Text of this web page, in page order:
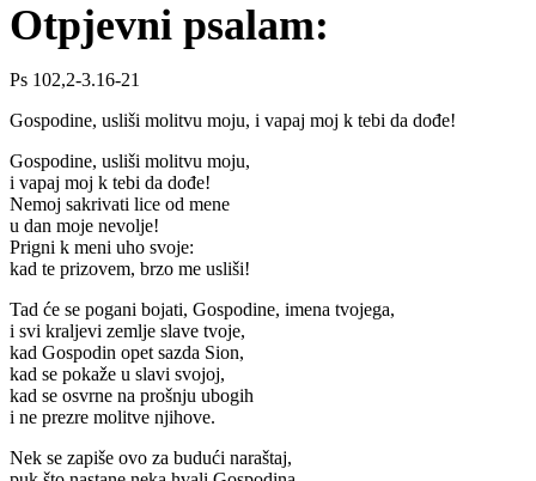
Otpjevni psalam:
Ps 102,2-3.16-21
Gospodine, usliši molitvu moju, i vapaj moj k tebi da dođe!
Gospodine, usliši molitvu moju,
i vapaj moj k tebi da dođe!
Nemoj sakrivati lice od mene
u dan moje nevolje!
Prigni k meni uho svoje:
kad te prizovem, brzo me usliši!
Tad će se pogani bojati, Gospodine, imena tvojega,
i svi kraljevi zemlje slave tvoje,
kad Gospodin opet sazda Sion,
kad se pokaže u slavi svojoj,
kad se osvrne na prošnju ubogih
i ne prezre molitve njihove.
Nek se zapiše ovo za budući naraštaj,